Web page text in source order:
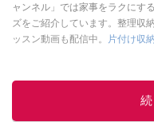
ャンネル」では家事をラクにす
ズをご紹介しています。整理収
ッスン動画も配信中。
片付け収